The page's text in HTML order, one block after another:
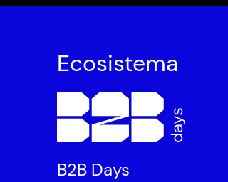
Ecosistema
B2B Days